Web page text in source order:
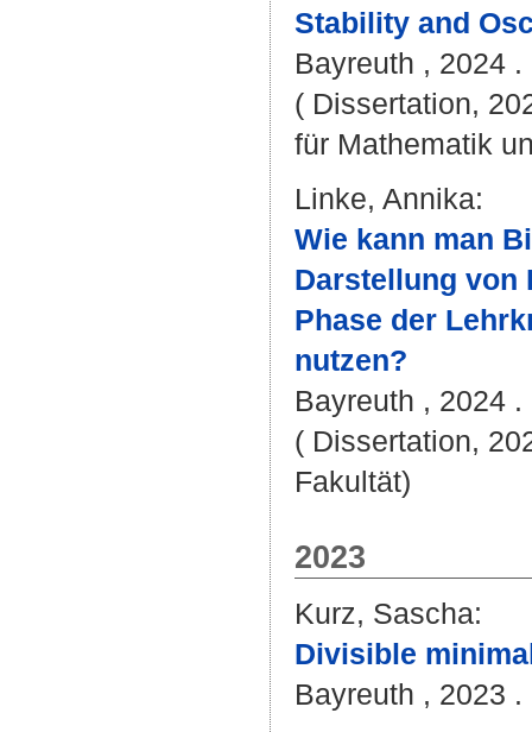
Stability and
Bayreuth , 2024
( Dissertation,
für Mathematik
Linke, Annika:
Wie kann man
Darstellung von
Phase der
nutzen?
Bayreuth , 2024
( Dissertation,
Fakultät)
2023
Kurz, Sascha:
Divisible
Bayreuth , 2023 .